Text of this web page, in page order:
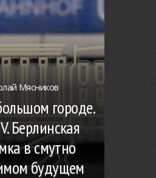
Мясников
городе.
Берлинская
в смутно
будущем